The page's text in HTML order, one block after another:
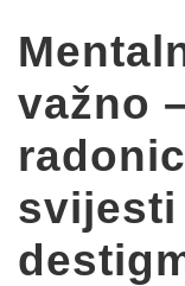
važno
svijesti